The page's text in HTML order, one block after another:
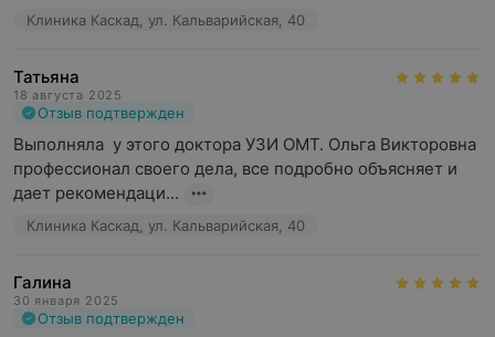
Клиника Каскад, ул. Кальварийская, 40
Татьяна
18 августа 2025
Отзыв подтвержден
Выполняла  у этого доктора УЗИ ОМТ. Ольга Викторовна
профессионал своего дела, все подробно объясняет и
дает рекомендаци...
Клиника Каскад, ул. Кальварийская, 40
Галина
30 января 2025
Отзыв подтвержден